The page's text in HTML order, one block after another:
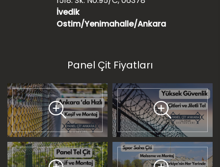
İvedik
Ostim/Yenimahalle/Ankara
Panel Çit Fiyatları